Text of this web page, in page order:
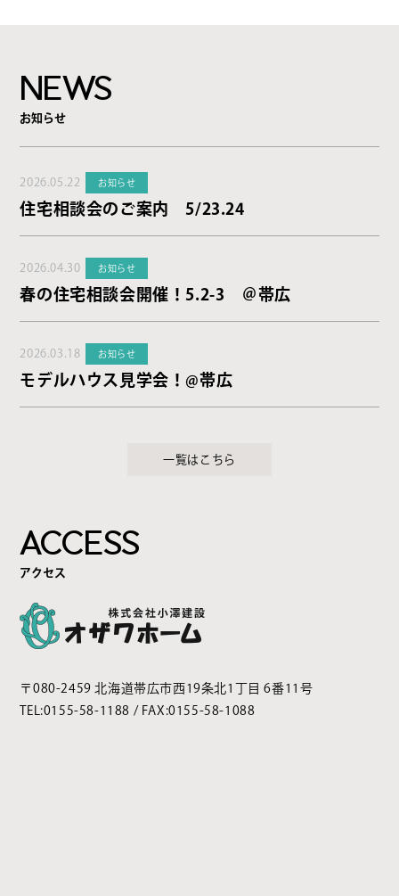
NEWS
お知らせ
2026.05.22 お知らせ
住宅相談会のご案内 5/23.24
2026.04.30 お知らせ
春の住宅相談会開催！5.2-3 ＠帯広
2026.03.18 お知らせ
モデルハウス見学会！@帯広
一覧はこちら
ACCESS
アクセス
〒080-2459 北海道帯広市西19条北1丁目 6番11号
TEL:0155-58-1188 / FAX:0155-58-1088